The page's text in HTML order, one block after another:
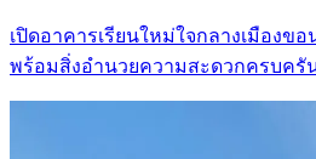
เปิดอาคารเรียนใหม่ใจกลางเมืองข
พร้อมสิ่งอำนวยความสะดวกครบครั